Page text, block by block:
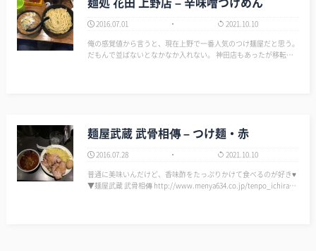
2016.07.01
2021.10.10
俺の感覚値から言うと、現在上野で一番人気のつけ麺屋だと思う。
だもんで並ばないとなかなか入れない。 神田店もあったが移転す
麺屋武蔵 武骨相傳 – つけ麺・赤
2016.07.28
2021.10.10
普通に美味いんだけど、香味酢をたっぷりかけて食べるのが好き♥
▼麺屋武蔵 武骨相傳 http://www.menya634.co.jp/tenpo_ichiran/